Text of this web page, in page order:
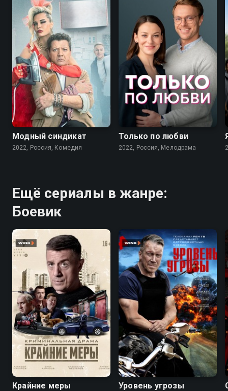
7.6
Модный синдикат
2022, Россия, Комедия
Только по любви
2022, Россия, Мелодрама
Ещё сериалы в жанре:
Боевик
Крайние меры Уровень угрозы